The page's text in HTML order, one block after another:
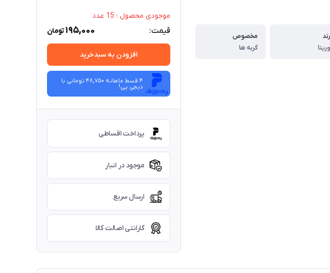
مخصوص
گربه ها
موجودی محصول : 15 عدد
قیمت: 195,000تومان
افزودن به سبدخرید
4 قسط ماهانه 48,750 تومانی با
دیجی ‌پی!
پرداخت اقساطی
موجود در انبار
ارسال سریع
گارانتی اصالت کالا